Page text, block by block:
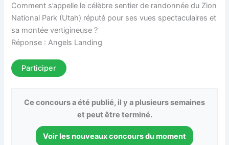
Comment s’appelle le célèbre sentier de randonnée du Zion
National Park (Utah) réputé pour ses vues spectaculaires et
sa montée vertigineuse ?
Réponse : Angels Landing
Participer
Ce concours a été publié, il y a plusieurs semaines
et peut être terminé.
Voir les nouveaux concours du moment